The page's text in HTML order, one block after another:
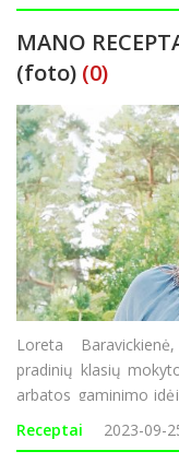
MANO
(foto) (0)
Loreta
pradinių klasių
arbatos gaminimo
Šv. apaštalo
Novikas pasiūlė par
Receptai 2023-09-